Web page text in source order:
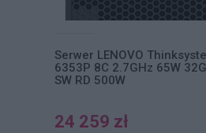
Serwer LENOVO
6353P 8C 2.7GHz 65W
SW RD 500W
24 259 zł